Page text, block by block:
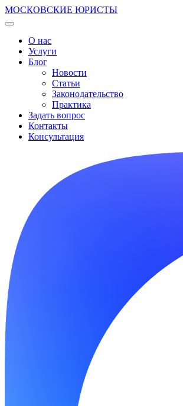
МОСКОВСКИЕ ЮРИСТЫ
О нас
Услуги
Блог
Новости
Статьи
Законодательство
Практика
Задать вопрос
Контакты
Консультация